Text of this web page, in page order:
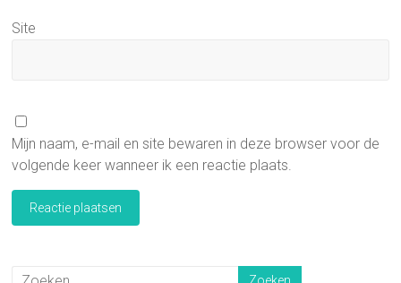
Site
Mijn naam, e-mail en site bewaren in deze browser voor de
volgende keer wanneer ik een reactie plaats.